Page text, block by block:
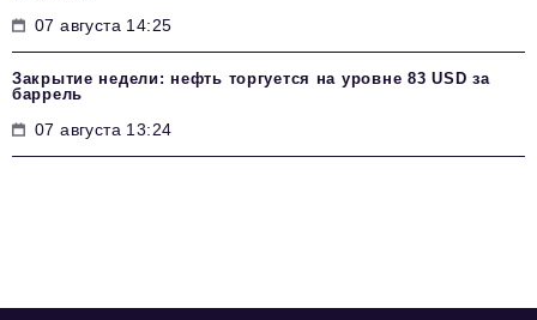
07 августа 14:25
Закрытие недели: нефть торгуется на уровне 83 USD за
баррель
07 августа 13:24